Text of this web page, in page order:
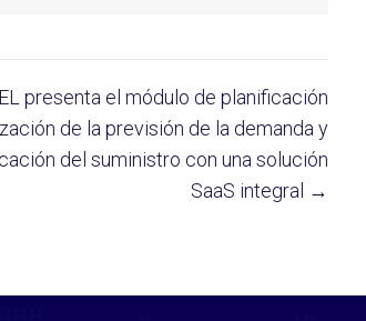
presenta el módulo de planificación
de la previsión de la demanda y
del suministro con una solución
SaaS integral →